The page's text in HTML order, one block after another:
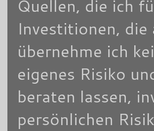
Quellen, die ich
Investitionen,
übernehme ich
eigenes Risiko
beraten lassen,
persönlichen